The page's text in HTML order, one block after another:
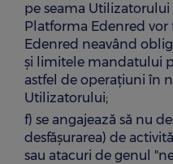
pe seama
Platforma Edenred vor
Edenred neavând
şi limitele mandatului
astfel de operațiuni în
Utilizatorului;
f) se angajează să nu
desfășurarea) de
sau atacuri de genul